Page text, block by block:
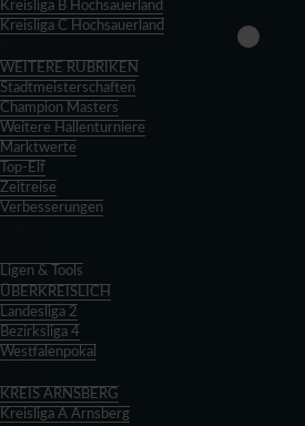
Kreisliga B Hochsauerland
Kreisliga C Hochsauerland
WEITERE RUBRIKEN
Stadtmeisterschaften
Champion Masters
Weitere Hallenturniere
Marktwerte
Top-Elf
Zeitreise
Verbesserungen
Ligen & Tools
ÜBERKREISLICH
Landesliga 2
Bezirksliga 4
Westfalenpokal
KREIS ARNSBERG
Kreisliga A Arnsberg